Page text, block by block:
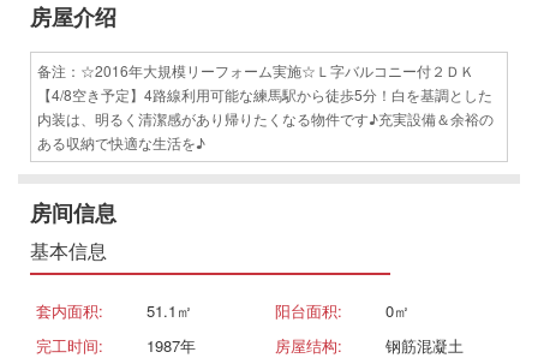
房屋介绍
备注：☆2016年大規模リーフォーム実施☆Ｌ字バルコニー付２ＤＫ
【4/8空き予定】4路線利用可能な練馬駅から徒歩5分！白を基調とした
内装は、明るく清潔感があり帰りたくなる物件です♪充実設備＆余裕の
ある収納で快適な生活を♪
房间信息
基本信息
套内面积: 51.1㎡ 阳台面积:
0㎡
完工时间:
1987年 房屋结构:
钢筋混凝土